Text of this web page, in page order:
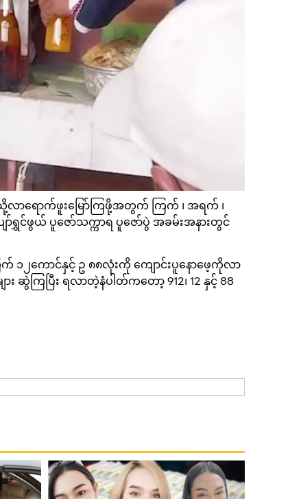
သို့လာရောက်ဖူးမြော်ကြဖို့အတွက် ကြက် ၊ အရက် ၊
ာ်ရွှင်ဖွယ် ပူဇော်သက္ကာရ ပူဇော်ပွဲ အခမ်းအနားတွင်
၁၂ကောင်နှင့် ဥ ၈၈လုံးကို ကျောင်းပူနောဖေ့ကိုလာ
ဆွဲကြပြီး ရလာတဲ့နံပါတ်ကတော့ 912၊ 12 နှင့် 88